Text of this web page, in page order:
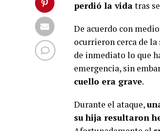
perdió la vidatras
De acuerdo con
ocurrieron cerca de
de inmediato lo que
emergencia, sin
cuello era grave.
Durante el ataque,
su hija resultaron